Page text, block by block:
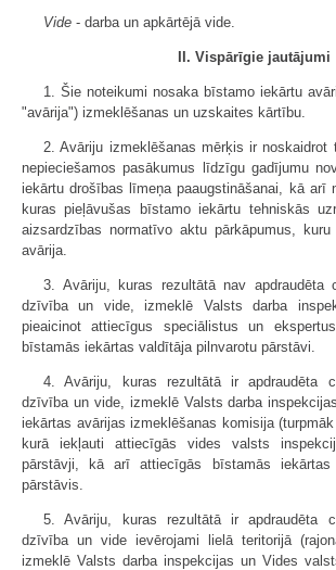
Vide - darba un apkārtējā vide.
II. Vispārīgie jautājumi
1. Šie noteikumi nosaka bīstamo iekārtu
"avārija") izmeklēšanas un uzskaites kārtību.
2. Avāriju izmeklēšanas mērķis ir noskaidrot
nepieciešamos pasākumus līdzīgu gadījumu
iekārtu drošības līmeņa paaugstināšanai, kā arī
kuras pieļāvušas bīstamo iekārtu tehniskās
aizsardzības normatīvo aktu pārkāpumus,
avārija.
3. Avāriju, kuras rezultātā nav apdraudēta
dzīvība un vide, izmeklē Valsts darba
pieaicinot attiecīgus speciālistus un
bīstamās iekārtas valdītāja pilnvarotu pārstāvi.
4. Avāriju, kuras rezultātā ir apdraudēta
dzīvība un vide, izmeklē Valsts darba
iekārtas avārijas izmeklēšanas komisija
kurā iekļauti attiecīgās vides valsts
pārstāvji, kā arī attiecīgās bīstamās iekārtas
pārstāvis.
5. Avāriju, kuras rezultātā ir apdraudēta
dzīvība un vide ievērojami lielā teritorijā
izmeklē Valsts darba inspekcijas un Vides